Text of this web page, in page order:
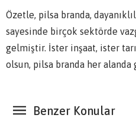
Özetle, pilsa branda,
sayesinde birçok sektörde
gelmiştir. İster inşaat, ister
olsun, pilsa branda her
Benzer Konular